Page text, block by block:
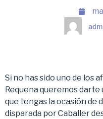
Si no has sido uno de los
Requena queremos
que tengas la ocasión de
disparada por Caballer